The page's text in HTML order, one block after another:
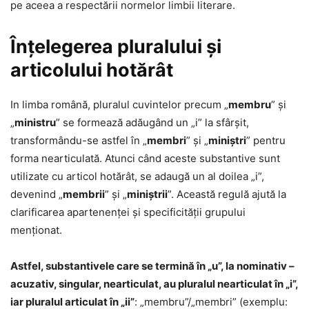
pe aceea a respectării normelor limbii literare.
Înțelegerea pluralului și
articolului hotărât
In limba română, pluralul cuvintelor precum „membru” și
„ministru” se formează adăugând un „i” la sfârșit,
transformându-se astfel în „membri” și „miniștri” pentru
forma nearticulată. Atunci când aceste substantive sunt
utilizate cu articol hotărât, se adaugă un al doilea „i”,
devenind „membrii” și „miniștrii”. Această regulă ajută la
clarificarea apartenenței și specificității grupului
menționat.
Astfel, substantivele care se termină în „u”, la nominativ –
acuzativ, singular, nearticulat, au pluralul nearticulat în „i”,
iar pluralul articulat în „ii”: „membru”/„membri” (exemplu: